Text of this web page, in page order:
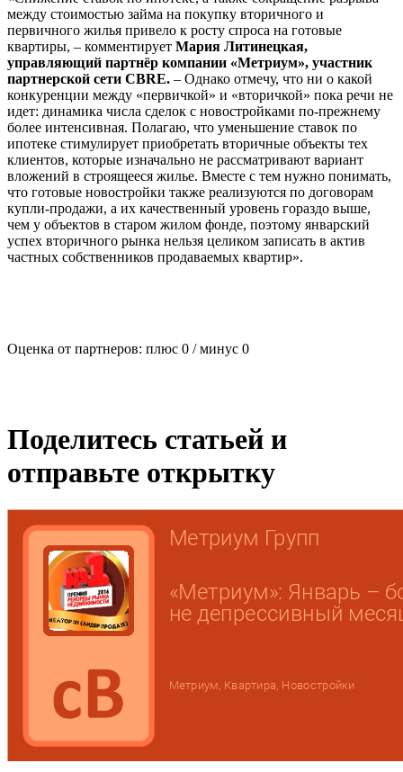
между стоимостью займа на покупку вторичного и
первичного жилья привело к росту спроса на готовые
квартиры, – комментирует Мария Литинецкая,
управляющий партнёр компании «Метриум», участник
партнерской сети CBRE. – Однако отмечу, что ни о какой
конкуренции между «первичкой» и «вторичкой» пока речи не
идет: динамика числа сделок с новостройками по-прежнему
более интенсивная. Полагаю, что уменьшение ставок по
ипотеке стимулирует приобретать вторичные объекты тех
клиентов, которые изначально не рассматривают вариант
вложений в строящееся жилье. Вместе с тем нужно понимать,
что готовые новостройки также реализуются по договорам
купли-продажи, а их качественный уровень гораздо выше,
чем у объектов в старом жилом фонде, поэтому январский
успех вторичного рынка нельзя целиком записать в актив
частных собственников продаваемых квартир».
Оценка от партнеров: плюс 0 / минус 0
Поделитесь статьей и
отправьте открытку